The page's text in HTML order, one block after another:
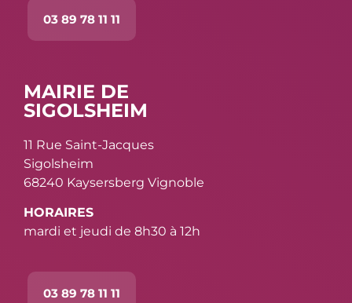
03 89 78 11 11
MAIRIE DE
SIGOLSHEIM
11 Rue Saint-Jacques
Sigolsheim
68240 Kaysersberg Vignoble
HORAIRES
mardi et jeudi de 8h30 à 12h
03 89 78 11 11